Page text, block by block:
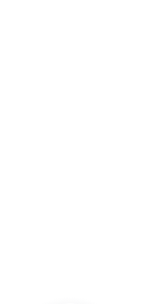
опыт, где вы сами